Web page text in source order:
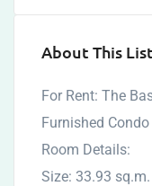
About This
For Rent: The
Furnished Condo
Room Details:
Size: 33.93 sq.m.